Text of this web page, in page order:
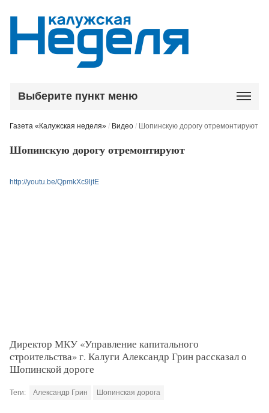
Выберите пункт меню
Газета «Калужская неделя» / Видео / Шопинскую дорогу отремонтируют
Шопинскую дорогу отремонтируют
http://youtu.be/QpmkXc9ljtE
Директор МКУ «Управление капитального
строительства» г. Калуги Александр Грин рассказал о
Шопинской дороге
Теги: Александр Грин Шопинская дорога